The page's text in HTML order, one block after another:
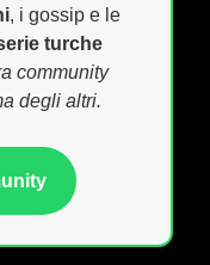
, i gossip e le
turche
community
degli altri.